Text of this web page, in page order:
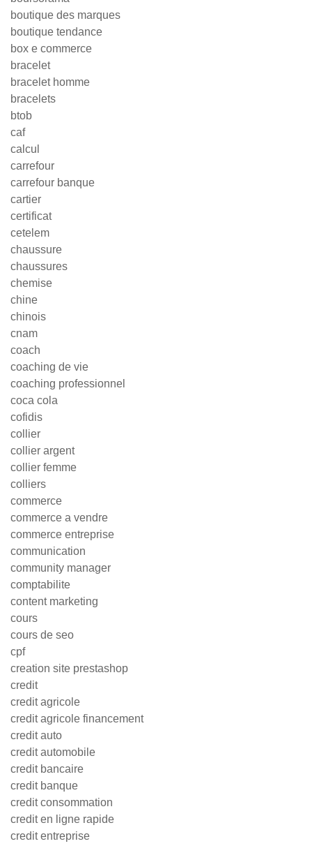
boutique des marques
boutique tendance
box e commerce
bracelet
bracelet homme
bracelets
btob
caf
calcul
carrefour
carrefour banque
cartier
certificat
cetelem
chaussure
chaussures
chemise
chine
chinois
cnam
coach
coaching de vie
coaching professionnel
coca cola
cofidis
collier
collier argent
collier femme
colliers
commerce
commerce a vendre
commerce entreprise
communication
community manager
comptabilite
content marketing
cours
cours de seo
cpf
creation site prestashop
credit
credit agricole
credit agricole financement
credit auto
credit automobile
credit bancaire
credit banque
credit consommation
credit en ligne rapide
credit entreprise